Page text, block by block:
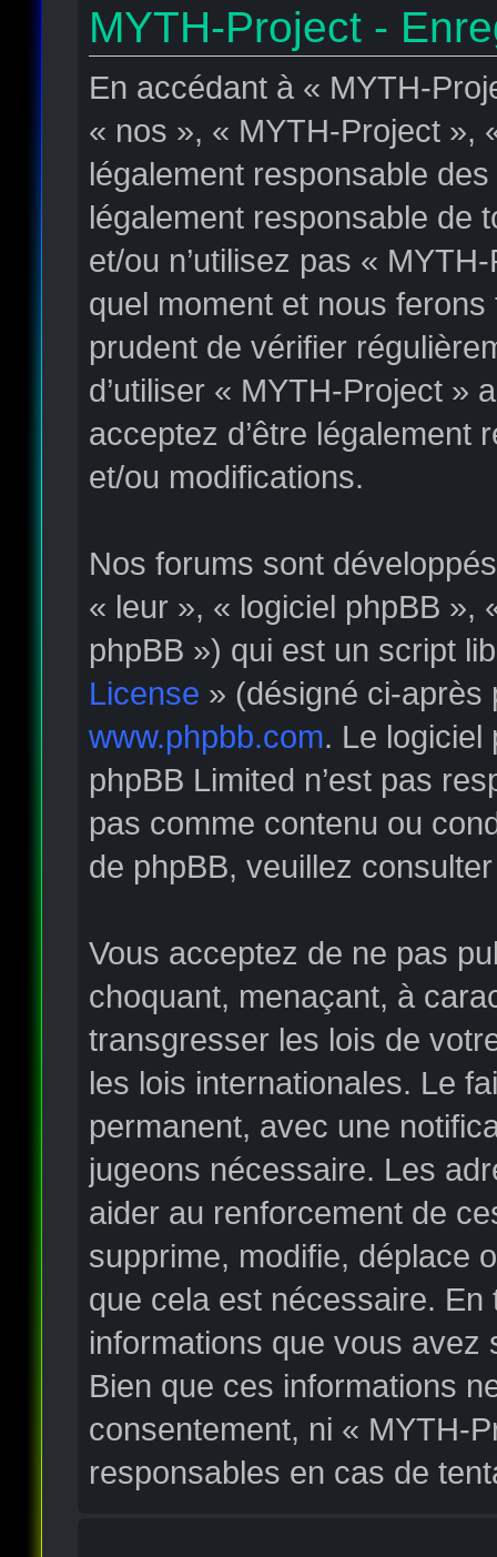
MYTH-Project -
En accédant à « MYTH-
« nos », « MYTH-Project »,
légalement responsable
légalement responsable de
et/ou n’utilisez pas «
quel moment et nous
prudent de vérifier
d’utiliser « MYTH-Project »
acceptez d’être légalement
et/ou modifications.
Nos forums sont
« leur », « logiciel phpBB »,
phpBB ») qui est un script
License » (désigné ci-après
www.phpbb.com. Le logiciel
phpBB Limited n’est pas
pas comme contenu ou
de phpBB, veuillez
Vous acceptez de ne pas
choquant, menaçant, à
transgresser les lois de
les lois internationales. Le
permanent, avec une
jugeons nécessaire. Les
aider au renforcement de
supprime, modifie, déplace
que cela est nécessaire.
informations que vous
Bien que ces informations
consentement, ni « MYTH-
responsables en cas de